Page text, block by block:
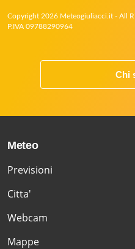
Copyright 2026 Meteogiuliacci.it - All
P.IVA 09788290964
Chi
Meteo
Previsioni
Citta'
Webcam
Mappe